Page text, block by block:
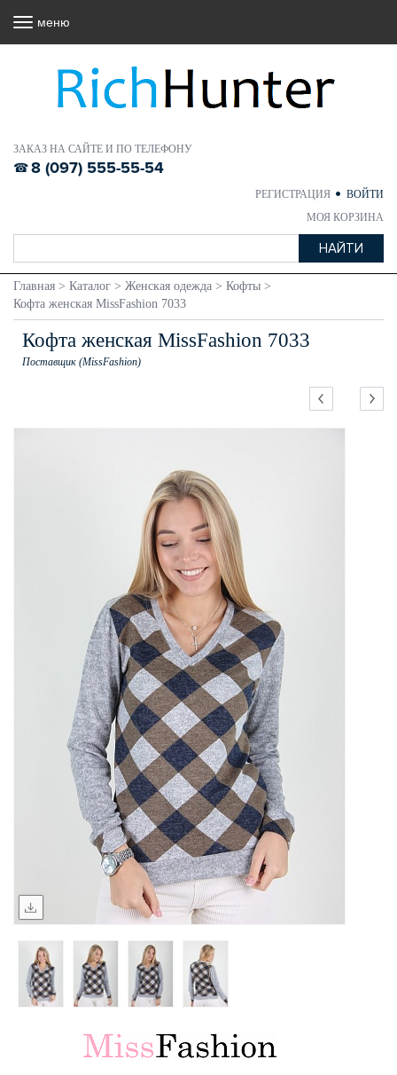
ЗАКАЗ НА САЙТЕ И ПО ТЕЛЕФОНУ
8 (097) 555-55-54
РЕГИСТРАЦИЯ
ВОЙТИ
МОЯ КОРЗИНА
меню
Главная > Каталог > Женская одежда > Кофты >
Кофта женская MissFashion 7033
Кофта женская MissFashion 7033
Поставщик (MissFashion)